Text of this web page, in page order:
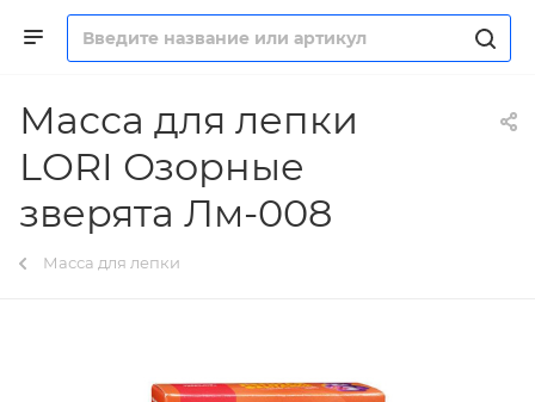
Масса для лепки
LORI Озорные
зверята Лм-008
Масса для лепки